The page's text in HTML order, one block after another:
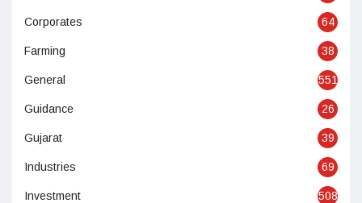
Corporates 64
Farming 38
General 551
Guidance 26
Gujarat 39
Industries 69
Investment 508